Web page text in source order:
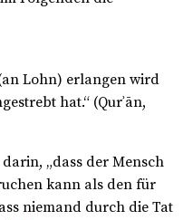
Lohn) erlangen wird
hat.“ (Qurʾān,
„dass der Mensch
kann als den für
niemand durch die Tat